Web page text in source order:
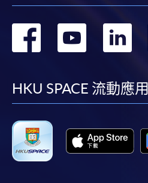
轉
轉
HKU SPACE 流動應